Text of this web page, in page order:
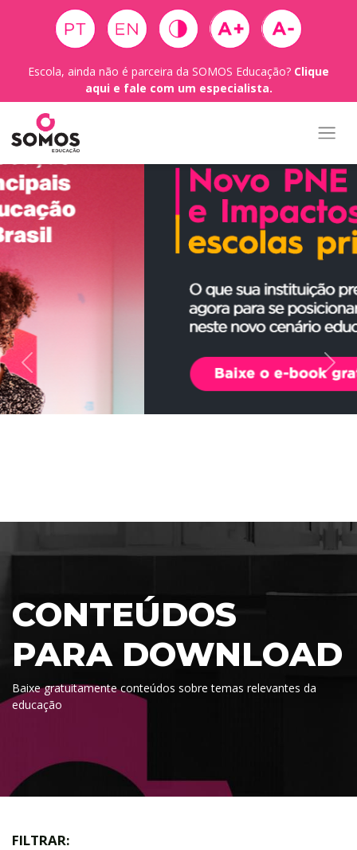
Escola, ainda não é parceira da SOMOS Educação? Clique
aqui e fale com um especialista.
CONTEÚDOS
PARA DOWNLOAD
Baixe gratuitamente conteúdos sobre temas relevantes da
educação
FILTRAR: